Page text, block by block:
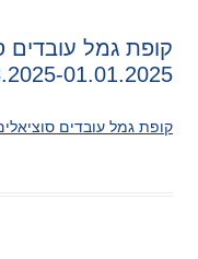
קופת גמל עובדים
01.01.2025
קופת גמל עובדים סוציאלים - לתאריכים